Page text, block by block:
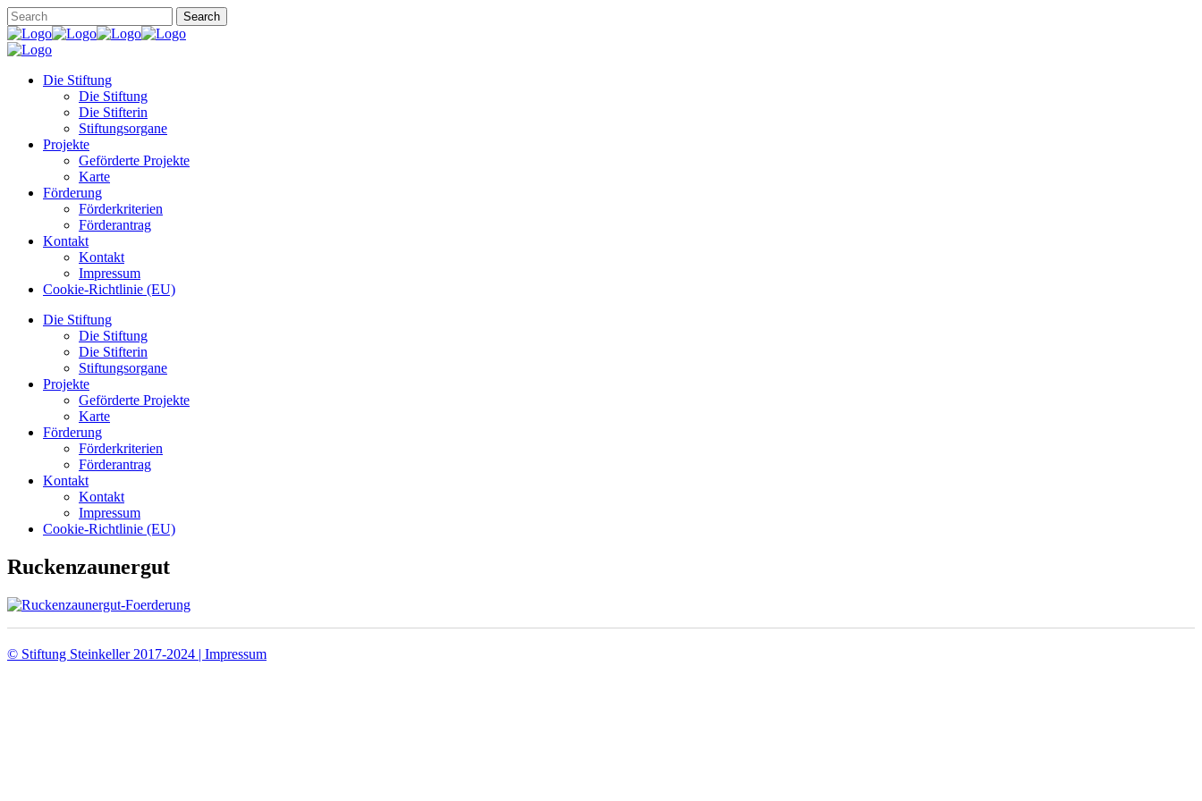
Die Stiftung
Die Stiftung
Die Stifterin
Stiftungsorgane
Projekte
Geförderte Projekte
Karte
Förderung
Förderkriterien
Förderantrag
Kontakt
Kontakt
Impressum
Cookie-Richtlinie (EU)
Die Stiftung
Die Stiftung
Die Stifterin
Stiftungsorgane
Projekte
Geförderte Projekte
Karte
Förderung
Förderkriterien
Förderantrag
Kontakt
Kontakt
Impressum
Cookie-Richtlinie (EU)
Ruckenzaunergut
© Stiftung Steinkeller 2017-2024 | Impressum